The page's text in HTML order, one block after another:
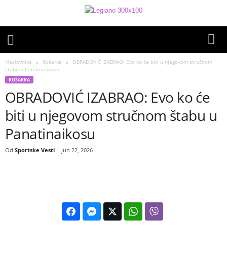
Naslovnica Košarka
OBRADOVIĆ IZABRAO: Evo ko će biti u njegovom stručnom
štabu u Panatinaikosu
KOŠARKA
OBRADOVIĆ IZABRAO: Evo ko će
biti u njegovom stručnom štabu u
Panatinaikosu
Od Sportske Vesti - jun 22, 2026